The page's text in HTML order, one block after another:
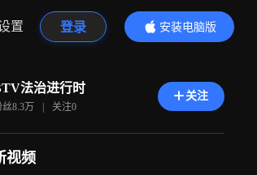
置 登录
安装电脑版
内容更精彩
法治进行时
丝8.3万 | 关注0
关注
视频